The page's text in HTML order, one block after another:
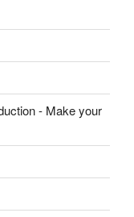
- Make your